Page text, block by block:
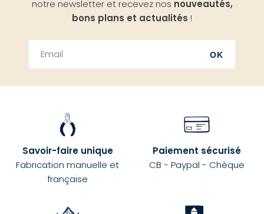
notre newsletter et recevez nos nouveautés,
bons plans et actualités !
OK
Savoir-faire unique
Fabrication manuelle et
française
Paiement sécurisé
CB - Paypal - Chèque